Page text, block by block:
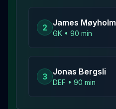
2 James Møyholm
GK • 90 min
3 Jonas Bergsli
DEF • 90 min